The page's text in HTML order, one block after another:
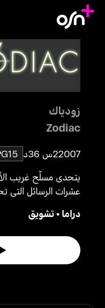
زودياك
Zodiac
20072س 36د
يتحدى مسلّح غريب
عشرات الرسائل
دراما •تشويق